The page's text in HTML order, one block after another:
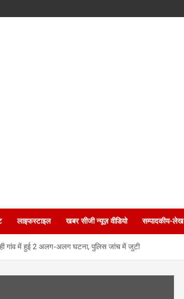
लाइफस्टाइल खबर सीजी न्यूज़ वीडियो सम्पादकीय-लेख
गांव में हुई 2 अलग-अलग घटना, पुलिस जांच में जुटी